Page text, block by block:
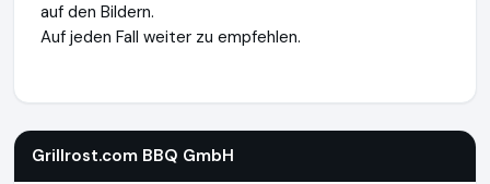
auf den Bildern.
Auf jeden Fall weiter zu empfehlen.
Grillrost.com BBQ GmbH